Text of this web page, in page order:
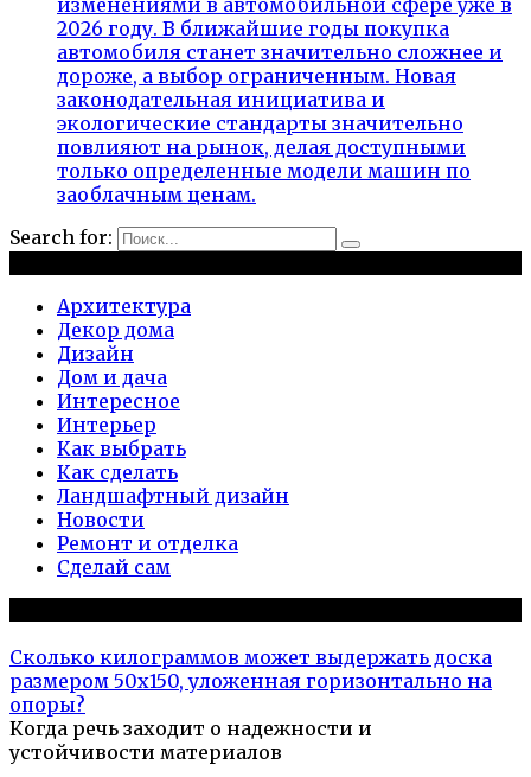
изменениями в автомобильной сфере уже в
2026 году. В ближайшие годы покупка
автомобиля станет значительно сложнее и
дороже, а выбор ограниченным. Новая
законодательная инициатива и
экологические стандарты значительно
повлияют на рынок, делая доступными
только определенные модели машин по
заоблачным ценам.
Search for:
Архитектура
Декор дома
Дизайн
Дом и дача
Интересное
Интерьер
Как выбрать
Как сделать
Ландшафтный дизайн
Новости
Ремонт и отделка
Сделай сам
Сколько килограммов может выдержать доска
размером 50х150, уложенная горизонтально на
опоры?
Когда речь заходит о надежности и
устойчивости материалов